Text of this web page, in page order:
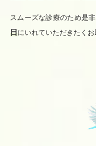
スムーズな診療のため是
日にいれていただきたくお